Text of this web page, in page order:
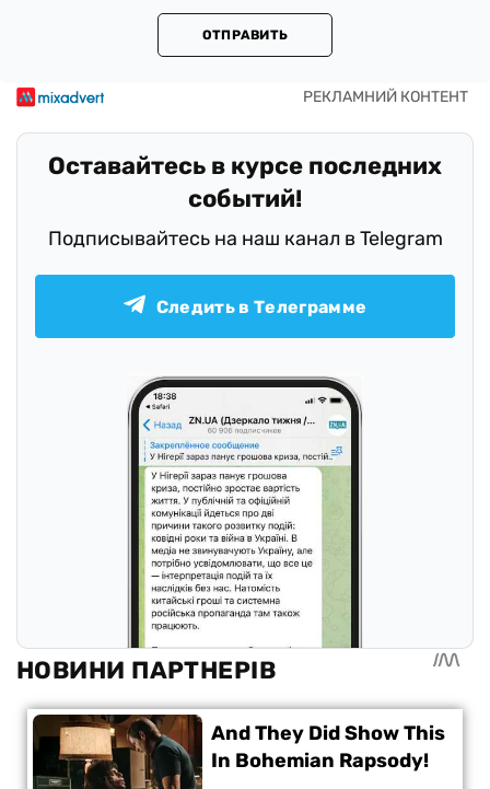
ОТПРАВИТЬ
Оставайтесь в курсе последних
событий!
Подписывайтесь на наш канал в Telegram
Следить в Телеграмме